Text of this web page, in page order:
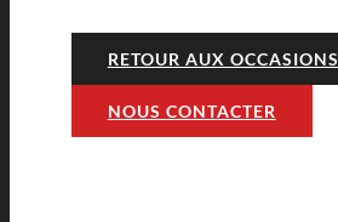
RETOUR AUX OCCASIONS
NOUS CONTACTER